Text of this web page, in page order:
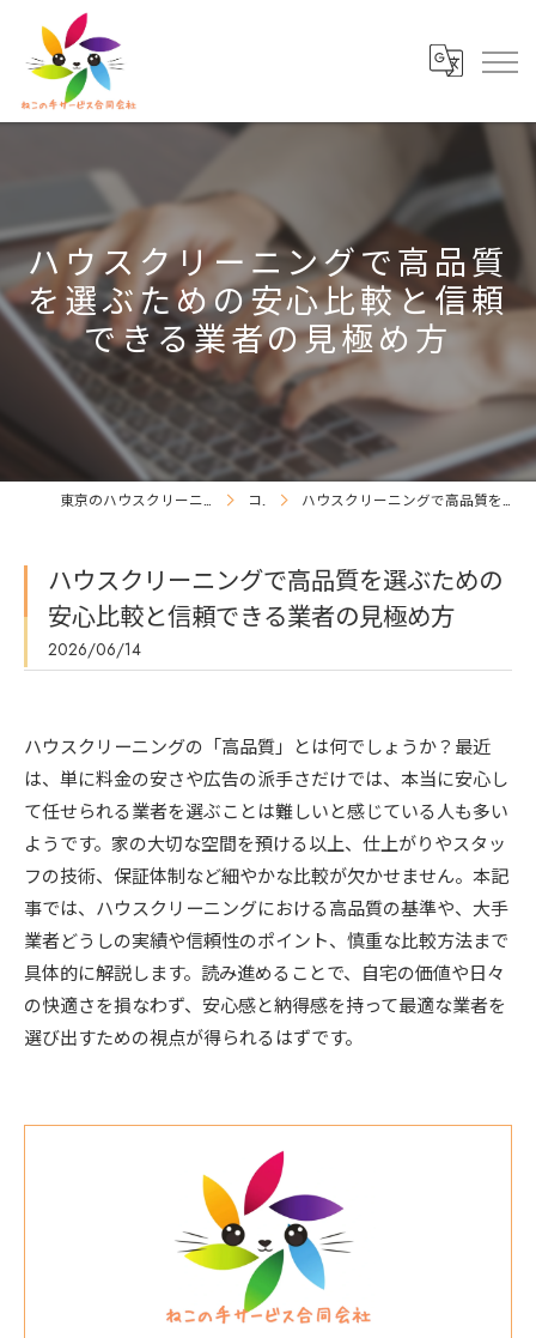
ハウスクリーニングで高品質
を選ぶための安心比較と信頼
できる業者の見極め方
コラム ハウスクリーニングで高品質を選ぶための安心比較と信頼できる業者の見極め方
ハウスクリーニングで高品質を選ぶための
安心比較と信頼できる業者の見極め方
2026/06/14
ハウスクリーニングの「高品質」とは何でしょうか？最近
は、単に料金の安さや広告の派手さだけでは、本当に安心し
て任せられる業者を選ぶことは難しいと感じている人も多い
ようです。家の大切な空間を預ける以上、仕上がりやスタッ
フの技術、保証体制など細やかな比較が欠かせません。本記
事では、ハウスクリーニングにおける高品質の基準や、大手
業者どうしの実績や信頼性のポイント、慎重な比較方法まで
具体的に解説します。読み進めることで、自宅の価値や日々
の快適さを損なわず、安心感と納得感を持って最適な業者を
選び出すための視点が得られるはずです。